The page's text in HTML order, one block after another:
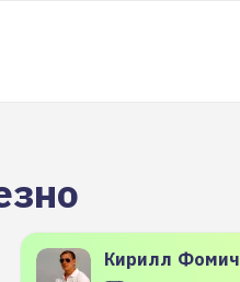
Кирилл